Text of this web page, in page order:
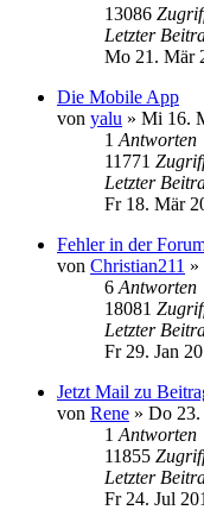
13086
Letzter
Mo 21. Mär
Die Mobile App
von yalu » Mi 16.
1 Antworten
11771
Letzter
Fr 18. Mär
Fehler in der
von Christian211 »
6 Antworten
18081
Letzter
Fr 29. Jan
Jetzt Mail zu
von Rene » Do 23.
1 Antworten
11855
Letzter
Fr 24. Jul